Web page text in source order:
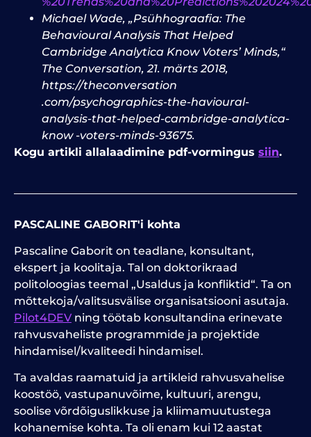
Michael Wade, „Psühhograafia: The
Behavioural Analysis That Helped
Cambridge Ana­lytica Know Voters’ Minds,“
The Conversation, 21. märts 2018,
https://theconversation
.com/psychographics-the-havioural-
analysis-that-helped-cambridge-analytica-
know -voters-minds-93675.
Kogu artikli allalaadimine pdf-vormingus siin.
PASCALINE GABORIT'i kohta
Pascaline Gaborit on teadlane, konsultant,
ekspert ja koolitaja. Tal on doktorikraad
politoloogias teemal „Usaldus ja konfliktid“. Ta on
mõttekoja/valitsusvälise organisatsiooni asutaja.
Pilot4DEV ning töötab konsultandina erinevate
rahvusvaheliste programmide ja projektide
hindamisel/kvaliteedi hindamisel.
Ta avaldas raamatuid ja artikleid rahvusvahelise
koostöö, vastupanuvõime, kultuuri, arengu,
soolise võrdõiguslikkuse ja kliimamuutustega
kohanemise kohta. Ta oli enam kui 12 aastat